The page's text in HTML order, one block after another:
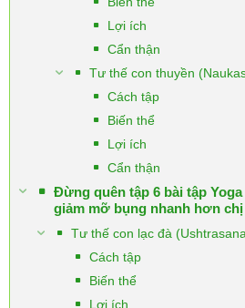
Lợi ích
Cẩn thận
Tư thế con thuyền
Cách tập
Biến thể
Lợi ích
Cẩn thận
Đừng quên tập 6 bài tập
giảm mỡ bụng nhanh hơn chị
Tư thế con lạc đà
Cách tập
Biến thể
Lợi ích